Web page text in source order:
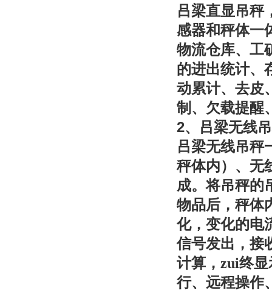
吕梁直显吊秤
感器和秤体一
物流仓库、工
的进出统计、
动累计、去皮
制、欠载提醒
2、吕梁无线
吕梁无线吊秤
秤体内）、无
成。将吊秤的
物品后，秤体
化，变化的电
信号发出，接
计算，zui终
行、远程操作